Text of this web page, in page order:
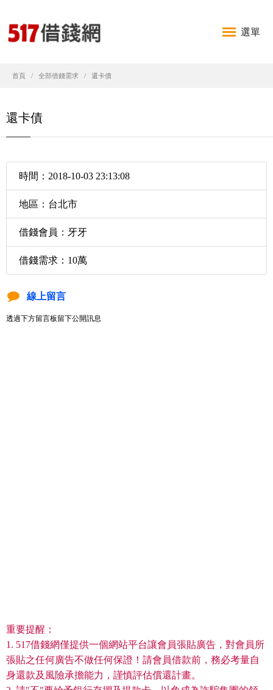
選單
首頁 全部借錢需求 還卡債
還卡債
時間：2018-10-03 23:13:08
地區：台北市
借錢會員：牙牙
借錢需求：10萬
線上留言
透過下方留言板留下公開訊息
重要提醒：
1. 517借錢網僅提供一個網站平台讓會員張貼廣告，對會員所
張貼之任何廣告不做任何保證！請會員借款前，務必考量自
身還款及風險承擔能力，謹慎評估償還計畫。